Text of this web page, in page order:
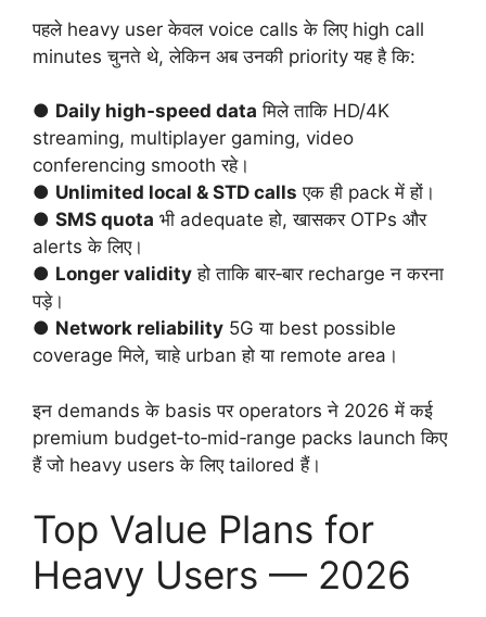
पहले heavy user केवल voice calls के लिए high call
minutes चुनते थे, लेकिन अब उनकी priority यह है कि:
● Daily high‑speed data मिले ताकि HD/4K
streaming, multiplayer gaming, video
conferencing smooth रहे।
● Unlimited local & STD calls एक ही pack में हों।
● SMS quota भी adequate हो, खासकर OTPs और
alerts के लिए।
● Longer validity हो ताकि बार‑बार recharge न करना
पड़े।
● Network reliability 5G या best possible
coverage मिले, चाहे urban हो या remote area।
इन demands के basis पर operators ने 2026 में कई
premium budget‑to‑mid‑range packs launch किए
हैं जो heavy users के लिए tailored हैं।
Top Value Plans for
Heavy Users — 2026